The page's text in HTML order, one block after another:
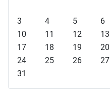
r
i
s
J
a
i
r
o r a
3
4 5 6
10
11 12 13
17
18 19 20
24
25 26 27
31